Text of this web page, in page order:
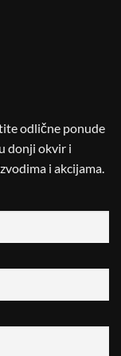
odlične ponude
donji okvir i
i akcijama.